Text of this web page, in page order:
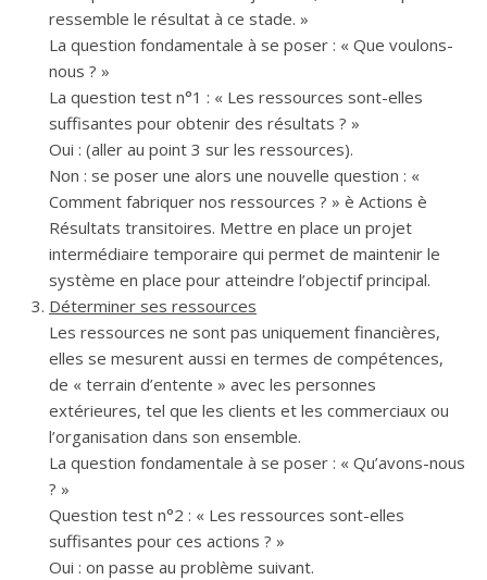
ressemble le résultat à ce stade. »
La question fondamentale à se poser : « Que voulons-
nous ? »
La question test n°1 : « Les ressources sont-elles
suffisantes pour obtenir des résultats ? »
Oui : (aller au point 3 sur les ressources).
Non : se poser une alors une nouvelle question : «
Comment fabriquer nos ressources ? » è Actions è
Résultats transitoires. Mettre en place un projet
intermédiaire temporaire qui permet de maintenir le
système en place pour atteindre l’objectif principal.
Déterminer ses ressources
Les ressources ne sont pas uniquement financières,
elles se mesurent aussi en termes de compétences,
de « terrain d’entente » avec les personnes
extérieures, tel que les clients et les commerciaux ou
l’organisation dans son ensemble.
La question fondamentale à se poser : « Qu’avons-nous
? »
Question test n°2 : « Les ressources sont-elles
suffisantes pour ces actions ? »
Oui : on passe au problème suivant.